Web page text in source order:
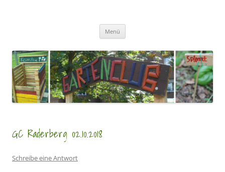
Menü
GC Raderberg 02.10.2018
Schreibe eine Antwort